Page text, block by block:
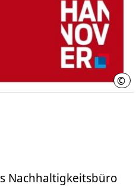
© LHH
Nachhaltigkeitsbüro